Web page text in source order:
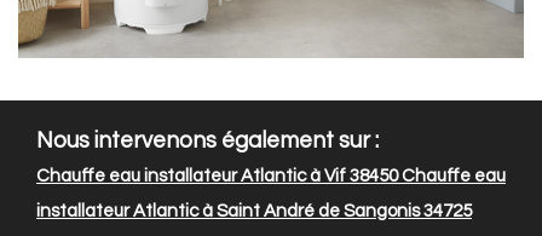
Nous intervenons également sur :
Chauffe eau installateur Atlantic à Vif 38450Chauffe eau
installateur Atlantic à Saint André de Sangonis 34725